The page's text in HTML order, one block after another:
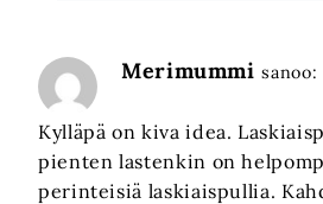
Merimummi sanoo:
Kylläpä on kiva idea.
pienten lastenkin on
perinteisiä laskiaispullia.